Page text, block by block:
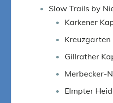
Slow Trails by
Karkener
Kreuzgarten
Gillrather
Merbecker-
Elmpter